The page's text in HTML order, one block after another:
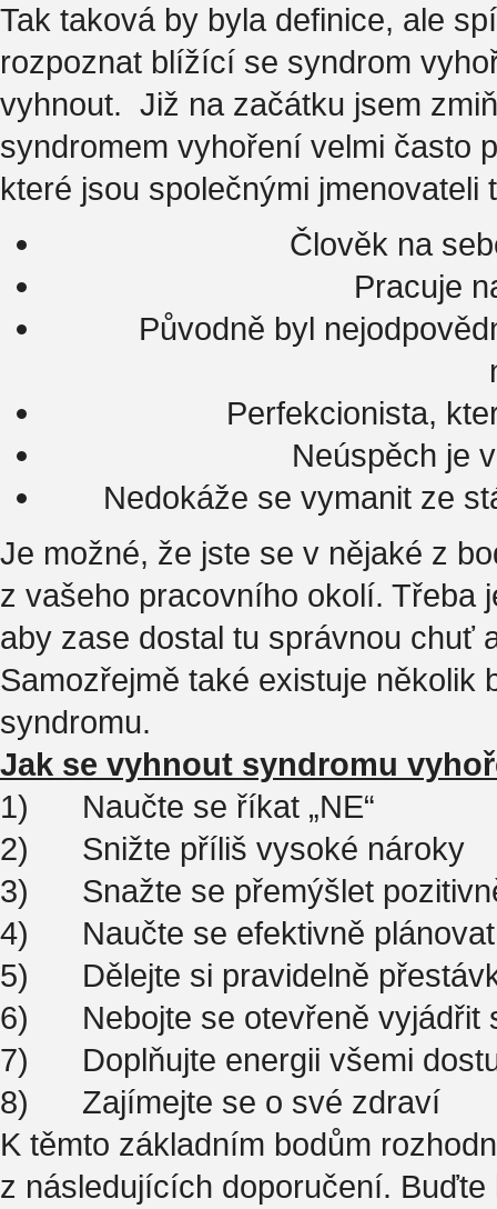
Tak taková by byla definice, ale
rozpoznat blížící se syndrom
vyhnout. Již na začátku jsem
syndromem vyhoření velmi často
které jsou společnými
Člověk na
Pracuje
Původně byl
Perfekcionista,
Neúspěch je
Nedokáže se vymanit ze
Je možné, že jste se v nějaké z
z vašeho pracovního okolí. Třeba
aby zase dostal tu správnou chuť
Samozřejmě také existuje několik
syndromu.
Jak se vyhnout syndromu
1) Naučte se říkat „NE“
2) Snižte příliš vysoké nároky
3) Snažte se přemýšlet
4) Naučte se efektivně plánovat
5) Dělejte si pravidelně
6) Nebojte se otevřeně vyjádřit
7) Doplňujte energii všemi
8) Zajímejte se o své zdraví
K těmto základním bodům
z následujících doporučení.